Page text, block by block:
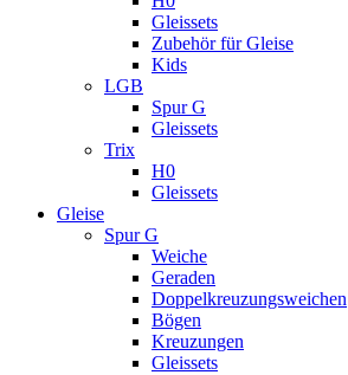
Gleissets
Zubehör für Gleise
Kids
LGB
Spur G
Gleissets
Trix
H0
Gleissets
Gleise
Spur G
Weiche
Geraden
Doppelkreuzungsweichen
Bögen
Kreuzungen
Gleissets